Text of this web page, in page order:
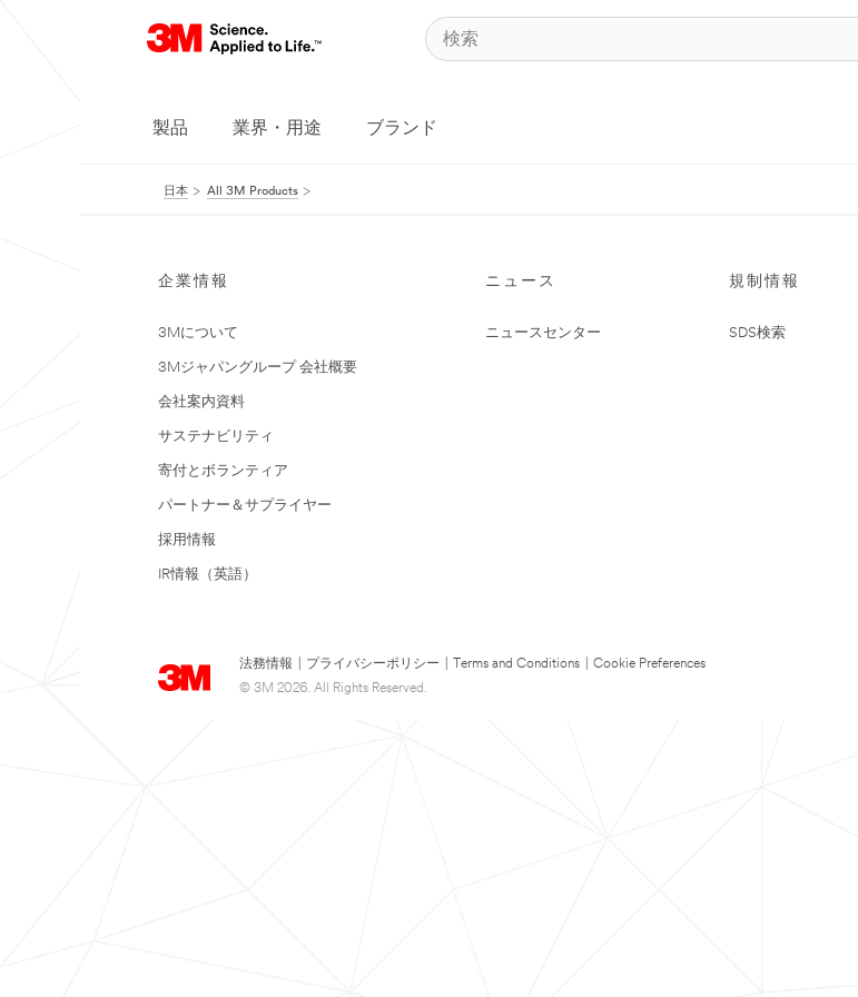
製品 業界・用途 ブランド
日本 All 3M Products
企業情報
3Mについて
3Mジャパングループ 会社概要
会社案内資料
サステナビリティ
寄付とボランティア
パートナー＆サプライヤー
採用情報
IR情報（英語）
ニュース
ニュースセンター
規制情報
SDS検索
法務情報 プライバシーポリシー Terms and Conditions
Cookie Preferences
© 3M 2026. All Rights Reserved.